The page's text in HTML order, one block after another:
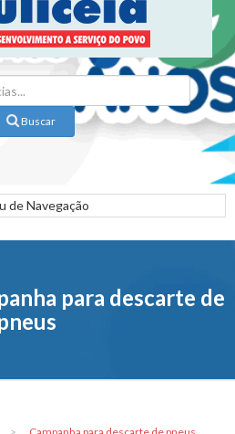
Buscar
de Navegação
para descarte de